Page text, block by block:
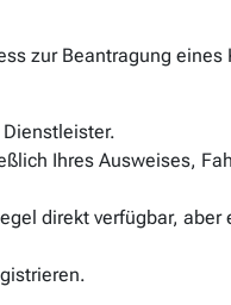
zur Beantragung eines
Ihres Ausweises,
direkt verfügbar, aber